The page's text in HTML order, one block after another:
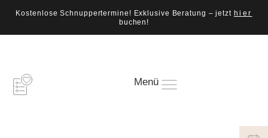
Kostenlose Schnuppertermine! Exklusive Beratung – jetzt hier
buchen!
Menü